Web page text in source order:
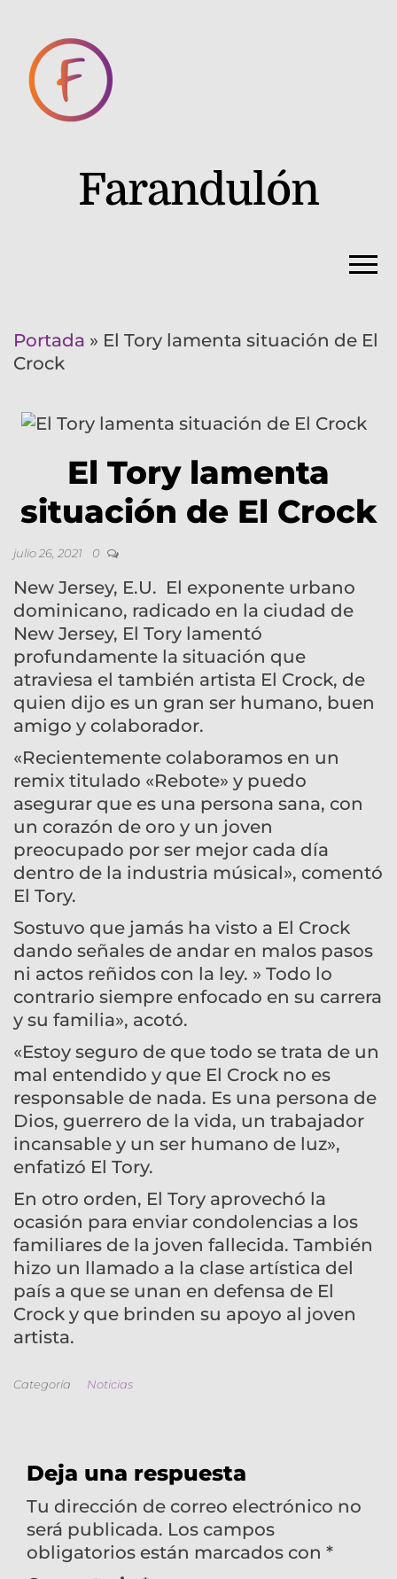
Farandulón
Portada » El Tory lamenta situación de El
Crock
El Tory lamenta
situación de El Crock
julio 26, 2021 0
New Jersey, E.U. El exponente urbano
dominicano, radicado en la ciudad de
New Jersey, El Tory lamentó
profundamente la situación que
atraviesa el también artista El Crock, de
quien dijo es un gran ser humano, buen
amigo y colaborador.
«Recientemente colaboramos en un
remix titulado «Rebote» y puedo
asegurar que es una persona sana, con
un corazón de oro y un joven
preocupado por ser mejor cada día
dentro de la industria músical», comentó
El Tory.
Sostuvo que jamás ha visto a El Crock
dando señales de andar en malos pasos
ni actos reñidos con la ley. » Todo lo
contrario siempre enfocado en su carrera
y su familia», acotó.
«Estoy seguro de que todo se trata de un
mal entendido y que El Crock no es
responsable de nada. Es una persona de
Dios, guerrero de la vida, un trabajador
incansable y un ser humano de luz»,
enfatizó El Tory.
En otro orden, El Tory aprovechó la
ocasión para enviar condolencias a los
familiares de la joven fallecida. También
hizo un llamado a la clase artística del
país a que se unan en defensa de El
Crock y que brinden su apoyo al joven
artista.
Categoría Noticias
Deja una respuesta
Tu dirección de correo electrónico no
será publicada. Los campos
obligatorios están marcados con *